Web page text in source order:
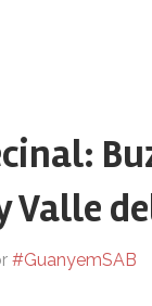
Valle
#GuanyemSAB